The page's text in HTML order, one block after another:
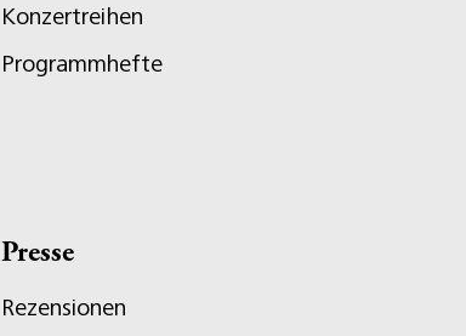
Konzertreihen
Programmhefte
Presse
Rezensionen